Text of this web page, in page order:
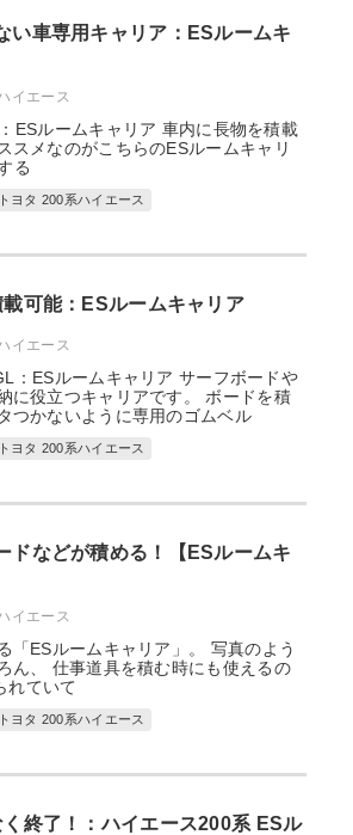
い車専用キャリア：ESルームキ
イエース
ESルームキャリア 車内に長物を積載
スメなのがこちらのESルームキャリ
る
ヨタ 200系ハイエース
可能：ESルームキャリア
イエース
：ESルームキャリア サーフボードや
に役立つキャリアです。 ボードを積
つかないように専用のゴムベル
ヨタ 200系ハイエース
ドなどが積める！【ESルームキ
イエース
「ESルームキャリア」。 写真のよう
ん、 仕事道具を積む時にも使えるの
れていて
ヨタ 200系ハイエース
終了！：ハイエース200系 ESル